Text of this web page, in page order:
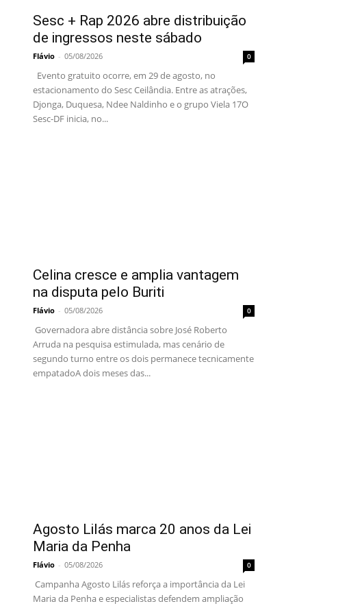
Sesc + Rap 2026 abre distribuição
de ingressos neste sábado
Flávio - 05/08/2026 0
Evento gratuito ocorre, em 29 de agosto, no
estacionamento do Sesc Ceilândia. Entre as atrações,
Djonga, Duquesa, Ndee Naldinho e o grupo Viela 17O
Sesc-DF inicia, no...
Celina cresce e amplia vantagem
na disputa pelo Buriti
Flávio - 05/08/2026 0
Governadora abre distância sobre José Roberto
Arruda na pesquisa estimulada, mas cenário de
segundo turno entre os dois permanece tecnicamente
empatadoA dois meses das...
Agosto Lilás marca 20 anos da Lei
Maria da Penha
Flávio - 05/08/2026 0
Campanha Agosto Lilás reforça a importância da Lei
Maria da Penha e especialistas defendem ampliação